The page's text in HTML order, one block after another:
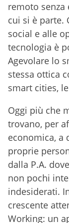
remoto senza
cui si è parte.
social e alle
tecnologia è
Agevolare lo
stessa ottica
smart cities,
Oggi più che
trovano, per
economica, a
proprie
dalla P.A.
non pochi
indesiderati.
crescente
Working: un